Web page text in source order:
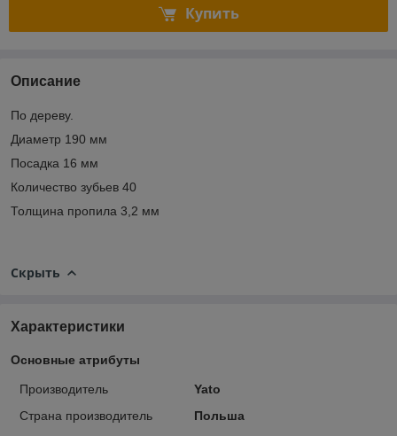
Купить
Описание
По дереву.
Диаметр 190 мм
Посадка 16 мм
Количество зубьев 40
Толщина пропила 3,2 мм
Скрыть
Характеристики
Основные атрибуты
Производитель
Yato
Страна производитель
Польша